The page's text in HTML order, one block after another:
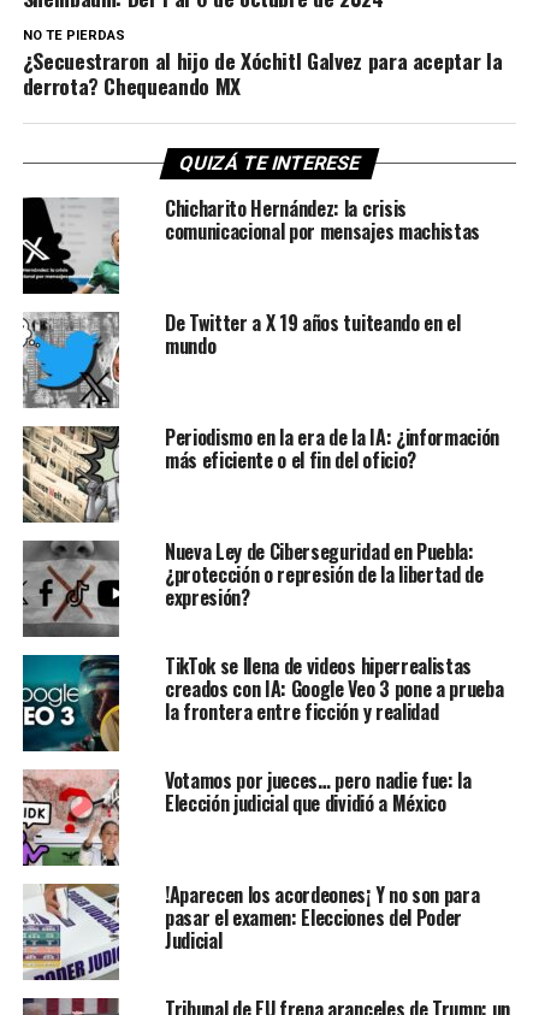
NO TE PIERDAS
¿Secuestraron al hijo de Xóchitl Galvez para aceptar la
derrota? Chequeando MX
QUIZÁ TE INTERESE
Chicharito Hernández: la crisis
comunicacional por mensajes machistas
De Twitter a X 19 años tuiteando en el
mundo
Periodismo en la era de la IA: ¿información
más eficiente o el fin del oficio?
Nueva Ley de Ciberseguridad en Puebla:
¿protección o represión de la libertad de
expresión?
TikTok se llena de videos hiperrealistas
creados con IA: Google Veo 3 pone a prueba
la frontera entre ficción y realidad
Votamos por jueces… pero nadie fue: la
Elección judicial que dividió a México
!Aparecen los acordeones¡ Y no son para
pasar el examen: Elecciones del Poder
Judicial
Tribunal de EU frena aranceles de Trump: un